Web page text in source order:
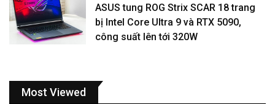
ASUS tung ROG Strix SCAR 18 trang
bị Intel Core Ultra 9 và RTX 5090,
công suất lên tới 320W
Most Viewed